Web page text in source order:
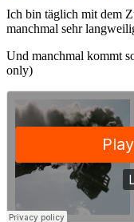
Ich bin täglich mit dem
manchmal sehr
Und manchmal kommt
only)